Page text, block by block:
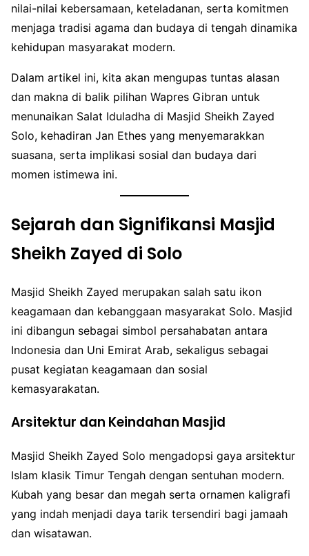
nilai-nilai kebersamaan, keteladanan, serta komitmen
menjaga tradisi agama dan budaya di tengah dinamika
kehidupan masyarakat modern.
Dalam artikel ini, kita akan mengupas tuntas alasan
dan makna di balik pilihan Wapres Gibran untuk
menunaikan Salat Iduladha di Masjid Sheikh Zayed
Solo, kehadiran Jan Ethes yang menyemarakkan
suasana, serta implikasi sosial dan budaya dari
momen istimewa ini.
Sejarah dan Signifikansi Masjid
Sheikh Zayed di Solo
Masjid Sheikh Zayed merupakan salah satu ikon
keagamaan dan kebanggaan masyarakat Solo. Masjid
ini dibangun sebagai simbol persahabatan antara
Indonesia dan Uni Emirat Arab, sekaligus sebagai
pusat kegiatan keagamaan dan sosial
kemasyarakatan.
Arsitektur dan Keindahan Masjid
Masjid Sheikh Zayed Solo mengadopsi gaya arsitektur
Islam klasik Timur Tengah dengan sentuhan modern.
Kubah yang besar dan megah serta ornamen kaligrafi
yang indah menjadi daya tarik tersendiri bagi jamaah
dan wisatawan.